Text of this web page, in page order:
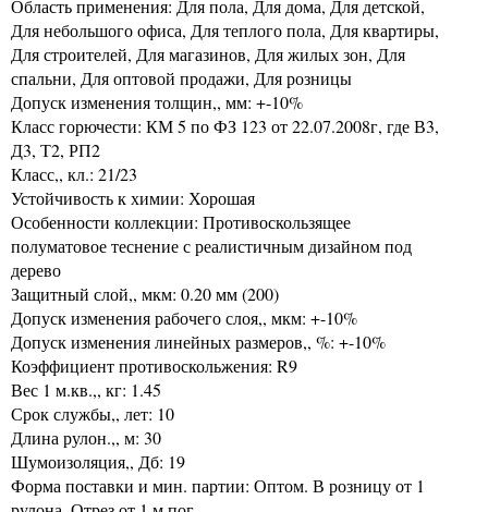
Область применения: Для пола, Для дома, Для детской,
Для небольшого офиса, Для теплого пола, Для квартиры,
Для строителей, Для магазинов, Для жилых зон, Для
спальни, Для оптовой продажи, Для розницы
Допуск изменения толщин,, мм: +-10%
Класс горючести: КМ 5 по ФЗ 123 от 22.07.2008г, где В3,
Д3, Т2, РП2
Класс,, кл.: 21/23
Устойчивость к химии: Хорошая
Особенности коллекции: Противоскользящее
полуматовое теснение с реалистичным дизайном под
дерево
Защитный слой,, мкм: 0.20 мм (200)
Допуск изменения рабочего слоя,, мкм: +-10%
Допуск изменения линейных размеров,, %: +-10%
Коэффициент противоскольжения: R9
Вес 1 м.кв.,, кг: 1.45
Срок службы,, лет: 10
Длина рулон.,, м: 30
Шумоизоляция,, Дб: 19
Форма поставки и мин. партии: Оптом. В розницу от 1